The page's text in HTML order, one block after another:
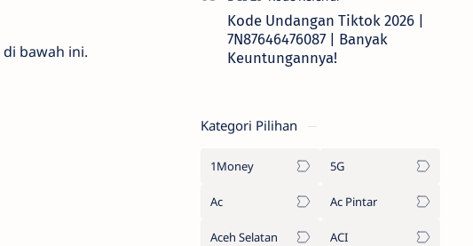
bawah ini.
Kode Undangan Tiktok 2026 |
7N87646476087 | Banyak
Keuntungannya!
Kategori Pilihan
1Money 5G
Ac Ac Pintar
Aceh Selatan ACI